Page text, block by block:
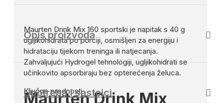
Maurten Drink Mix 160 sportski je napitak s 40 g
ugljikohidrata po porciji, osmišljen za energiju i
hidrataciju tijekom treninga ili natjecanja.
Zahvaljujući Hydrogel tehnologiji, ugljikohidrati se
učinkovito apsorbiraju bez opterećenja želuca.
Ključne prednosti
Opis proizvoda
Maurten Drink Mix
Upotreba i sastojci